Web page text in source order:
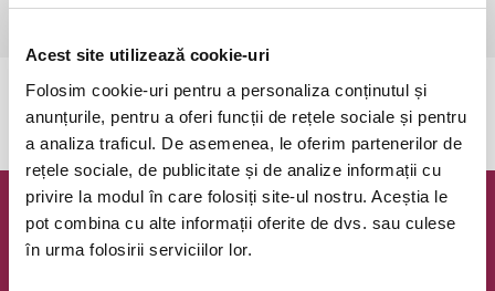
Acest site utilizează cookie-uri
Folosim cookie-uri pentru a personaliza conținutul și
anunțurile, pentru a oferi funcții de rețele sociale și pentru
a analiza traficul. De asemenea, le oferim partenerilor de
rețele sociale, de publicitate și de analize informații cu
privire la modul în care folosiți site-ul nostru. Aceștia le
pot combina cu alte informații oferite de dvs. sau culese
în urma folosirii serviciilor lor.
Evenimentul a expirat.
Newsletter @ Bilete.ro